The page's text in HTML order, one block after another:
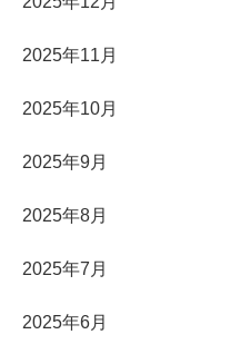
2025年11月
2025年10月
2025年9月
2025年8月
2025年7月
2025年6月